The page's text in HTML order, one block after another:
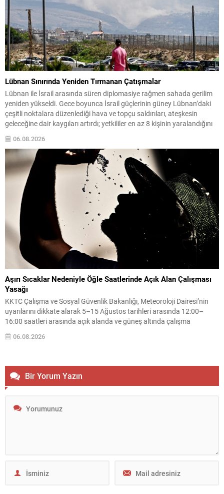
Lübnan Sınırında Yeniden Tırmanan Çatışmalar
Lübnan ile İsrail arasında süren diplomasiye rağmen sahada gerilim
yeniden yükseldi. Gece boyunca İsrail güçlerinin güney Lübnan’daki
çeşitli noktalara düzenlediği hava ve topçu saldırıları, ateşkesin
geleceğine dair kaygıları artırdı; yetkililer en az 8 kişinin yaralandığını
tarafından üst üste üç kez...
06.08.2026
Aşırı Sıcaklar Nedeniyle Öğle Saatlerinde Açık Alan Çalışması
Yasağı
KKTC Çalışma ve Sosyal Güvenlik Bakanlığı, Meteoroloji Dairesi’nin
uyarılarını dikkate alarak 5–15 Ağustos tarihleri arasında 12:00–
16:00 saatleri arasında açık alanda ve güneş altında çalışma
yapılmasını yasakladı. Karar, doğrudan yüksek sıcaklığa maruz kalan
çalışanları sıcak çarpması, aşırı sıvı kaybı gibi sağlık risklerinden
06.08.2026
Bir Yorum Yazın